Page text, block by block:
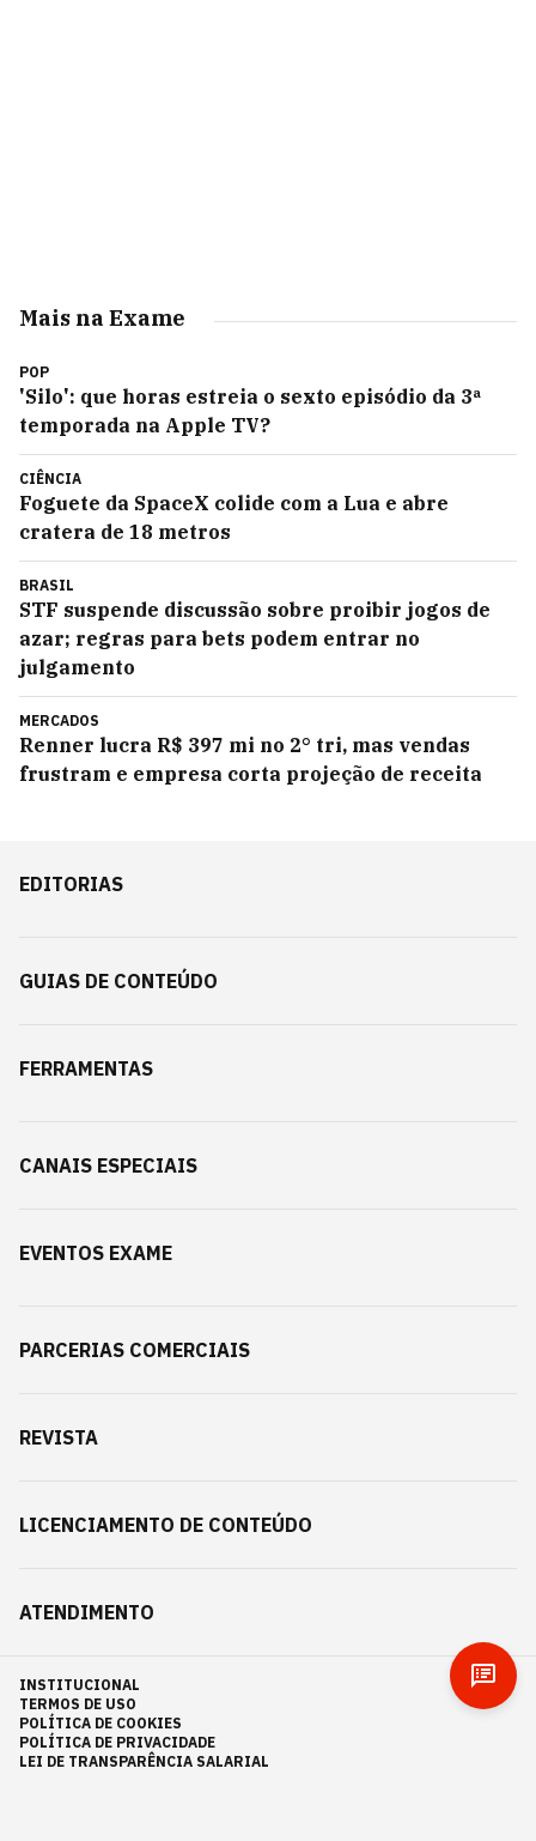
Mais na Exame
POP
'Silo': que horas estreia o sexto episódio da 3ª
temporada na Apple TV?
CIÊNCIA
Foguete da SpaceX colide com a Lua e abre
cratera de 18 metros
BRASIL
STF suspende discussão sobre proibir jogos de
azar; regras para bets podem entrar no
julgamento
MERCADOS
Renner lucra R$ 397 mi no 2° tri, mas vendas
frustram e empresa corta projeção de receita
EDITORIAS
GUIAS DE CONTEÚDO
FERRAMENTAS
CANAIS ESPECIAIS
EVENTOS EXAME
PARCERIAS COMERCIAIS
REVISTA
LICENCIAMENTO DE CONTEÚDO
ATENDIMENTO
INSTITUCIONAL
TERMOS DE USO
POLÍTICA DE COOKIES
POLÍTICA DE PRIVACIDADE
LEI DE TRANSPARÊNCIA SALARIAL